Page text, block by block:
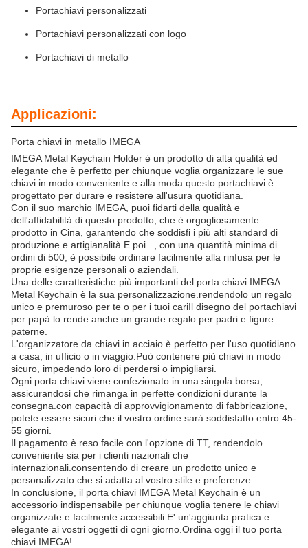
Portachiavi personalizzati
Portachiavi personalizzati con logo
Portachiavi di metallo
Applicazioni:
Porta chiavi in metallo IMEGA
IMEGA Metal Keychain Holder è un prodotto di alta qualità ed
elegante che è perfetto per chiunque voglia organizzare le sue
chiavi in modo conveniente e alla moda.questo portachiavi è
progettato per durare e resistere all'usura quotidiana.
Con il suo marchio IMEGA, puoi fidarti della qualità e
dell'affidabilità di questo prodotto, che è orgogliosamente
prodotto in Cina, garantendo che soddisfi i più alti standard di
produzione e artigianalità.E poi..., con una quantità minima di
ordini di 500, è possibile ordinare facilmente alla rinfusa per le
proprie esigenze personali o aziendali.
Una delle caratteristiche più importanti del porta chiavi IMEGA
Metal Keychain è la sua personalizzazione.rendendolo un regalo
unico e premuroso per te o per i tuoi cariIl disegno del portachiavi
per papà lo rende anche un grande regalo per padri e figure
paterne.
L'organizzatore da chiavi in acciaio è perfetto per l'uso quotidiano
a casa, in ufficio o in viaggio.Può contenere più chiavi in modo
sicuro, impedendo loro di perdersi o impigliarsi.
Ogni porta chiavi viene confezionato in una singola borsa,
assicurandosi che rimanga in perfette condizioni durante la
consegna.con capacità di approvvigionamento di fabbricazione,
potete essere sicuri che il vostro ordine sarà soddisfatto entro 45-
55 giorni.
Il pagamento è reso facile con l'opzione di TT, rendendolo
conveniente sia per i clienti nazionali che
internazionali.consentendo di creare un prodotto unico e
personalizzato che si adatta al vostro stile e preferenze.
In conclusione, il porta chiavi IMEGA Metal Keychain è un
accessorio indispensabile per chiunque voglia tenere le chiavi
organizzate e facilmente accessibili.E' un'aggiunta pratica e
elegante ai vostri oggetti di ogni giorno.Ordina oggi il tuo porta
chiavi IMEGA!